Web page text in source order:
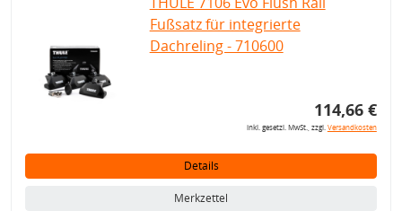
Fußsatz für integrierte
Dachreling - 710600
114,66 €
inkl. gesetzl. MwSt., zzgl.Versandkosten
Details
Merkzettel